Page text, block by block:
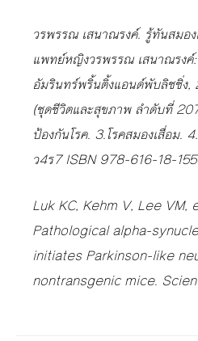
วรพรรณ เสนาณรงค์. รู้ทันสมอ
แพทย์หญิงวรพรรณ เสนาณรงค์
อัมรินทร์พริ้นติ้งแอนด์พับลิชชิ่ง
(ชุดชีวิตและสุขภาพ ลำดับที่
ป้องกันโรค. 3.โรคสมองเสื่อม.
ว4ร7 ISBN 978-616-18-
Luk KC, Kehm V, Lee VM,
Pathological alpha-
initiates Parkinson-like
nontransgenic mice.